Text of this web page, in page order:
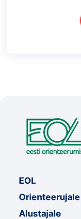
EOL
Orienteerujale
Alustajale